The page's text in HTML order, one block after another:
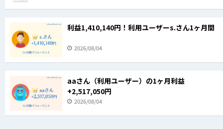
利益1,410,140円！利用ユーザーs.さん1ヶ月間
2026/08/04
aaさん（利用ユーザー）の1ヶ月利益
+2,517,050円
2026/08/04